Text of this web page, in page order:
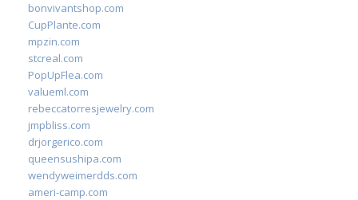
bonvivantshop.com
CupPlante.com
mpzin.com
stcreal.com
PopUpFlea.com
valueml.com
rebeccatorresjewelry.com
jmpbliss.com
drjorgerico.com
queensushipa.com
wendyweimerdds.com
ameri-camp.com